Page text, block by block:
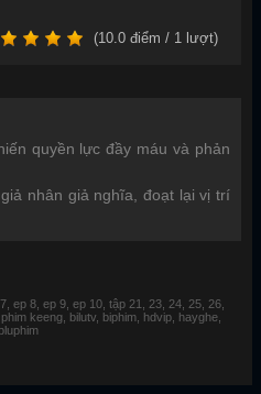
(10.0điểm / 1lượt)
quyền lực đầy máu và phản
nhân giả nghĩa, đoạt lại vị trí
ep 8, ep 9, ep 10, tập 21, 23, 24, 25, 26,
keeng, bilutv, biphim, hdvip, hayghe,